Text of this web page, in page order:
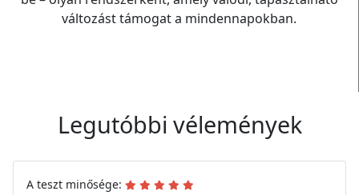
változást támogat a mindennapokban.
Legutóbbi vélemények
A teszt minősége: